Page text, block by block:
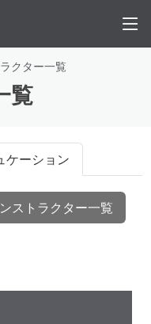
クター一覧
覧
ケーション
ストラクター一覧